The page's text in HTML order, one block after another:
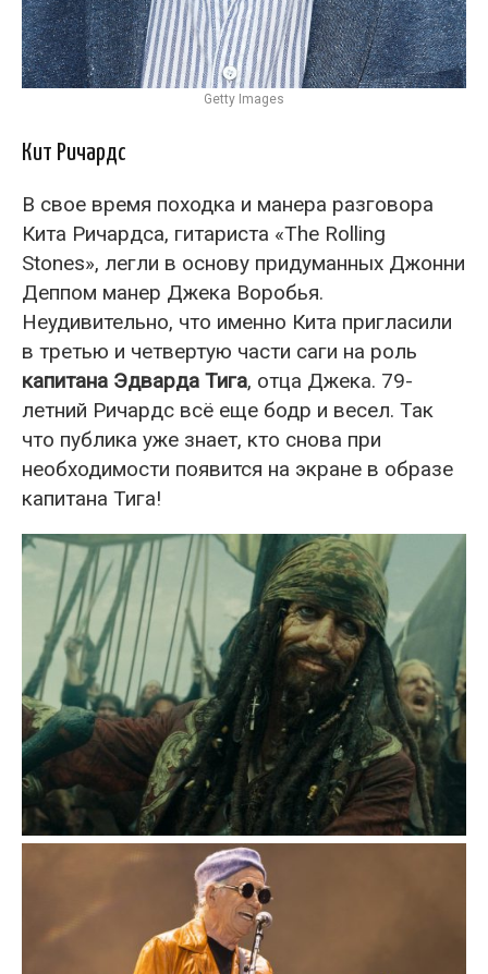
Getty Images
Кит Ричардс
В свое время походка и манера разговора
Кита Ричардса, гитариста «The Rolling
Stones», легли в основу придуманных Джонни
Деппом манер Джека Воробья.
Неудивительно, что именно Кита пригласили
в третью и четвертую части саги на роль
капитана Эдварда Тига, отца Джека. 79-
летний Ричардс всё еще бодр и весел. Так
что публика уже знает, кто снова при
необходимости появится на экране в образе
капитана Тига!